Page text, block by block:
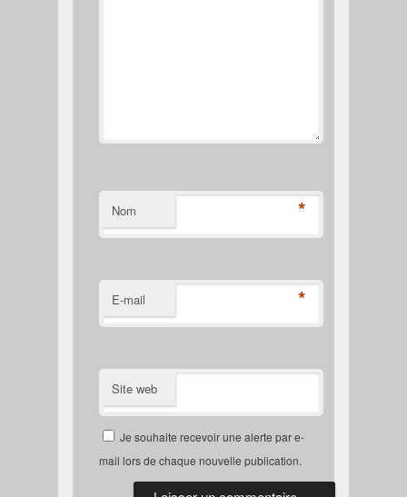
Nom *
E-mail *
Site web
Je souhaite recevoir une alerte par e-
mail lors de chaque nouvelle publication.